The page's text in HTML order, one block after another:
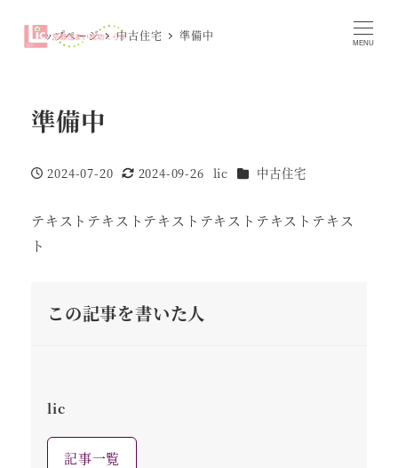
MENU
トップページ 中古住宅 準備中
準備中
投稿日
2024-07-20
更新日
2024-09-26
著
lic カテゴリー
中古住宅
テキストテキストテキストテキストテキストテキス
ト
この記事を書いた人
lic
記事一覧